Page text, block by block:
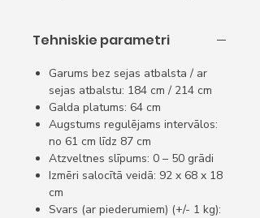
Tehniskie parametri
Garums bez sejas atbalsta / ar
sejas atbalstu: 184 cm / 214 cm
Galda platums: 64 cm
Augstums regulējams intervālos:
no 61 cm līdz 87 cm
Atzveltnes slīpums: 0 – 50 grādi
Izmēri salocītā veidā: 92 x 68 x 18
cm
Svars (ar piederumiem) (+/- 1 kg):